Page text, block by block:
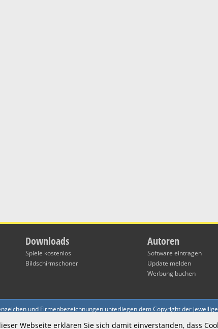
Downloads
Spiele kostenlos
Bildschirmschoner
Autoren
Software eintragen
Update melden
Werbung buchen
und Firmenbezeichnungen unterliegen dem Copyright der
GmbH & Co.KG
Webseite erklären Sie sich damit einverstanden, dass